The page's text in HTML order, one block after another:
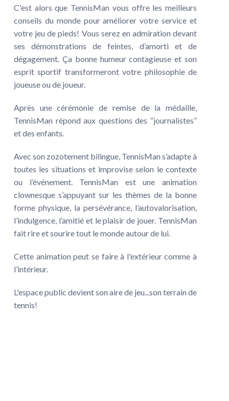
C'est alors que TennisMan vous offre les meilleurs
conseils du monde pour améliorer votre service et
votre jeu de pieds! Vous serez en admiration devant
ses démonstrations de feintes, d’amorti et de
dégagement. Ça bonne humeur contagieuse et son
esprit sportif transformeront votre philosophie de
joueuse ou de joueur.
Après une cérémonie de remise de la médaille,
TennisMan répond aux questions des “journalistes”
et des enfants.
Avec son zozotement bilingue, TennisMan s’adapte à
toutes les situations et improvise selon le contexte
ou l’événement. TennisMan est une animation
clownesque s’appuyant sur les thèmes de la bonne
forme physique, la persévérance, l’autovalorisation,
l’indulgence, l’amitié et le plaisir de jouer. TennisMan
fait rire et sourire tout le monde autour de lui.
Cette animation peut se faire à l'extérieur comme à
l’intérieur.
L'espace public devient son aire de jeu...son terrain de
tennis!